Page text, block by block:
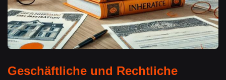
Geschäftliche und Rechtliche